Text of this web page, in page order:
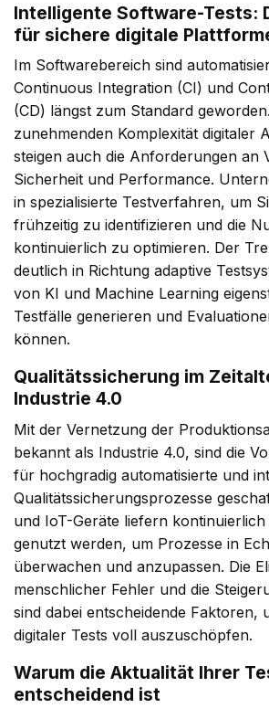
Intelligente Software-Tests:
für sichere digitale
Im Softwarebereich sind
Continuous Integration (CI) und
(CD) längst zum Standard
zunehmenden Komplexität digitaler
steigen auch die Anforderungen an
Sicherheit und Performance.
in spezialisierte Testverfahren, um
frühzeitig zu identifizieren und die
kontinuierlich zu optimieren. Der
deutlich in Richtung adaptive
von KI und Machine Learning
Testfälle generieren und
können.
Qualitätssicherung im
Industrie 4.0
Mit der Vernetzung der
bekannt als Industrie 4.0, sind die
für hochgradig automatisierte und
Qualitätssicherungsprozesse
und IoT-Geräte liefern kontinuierlich
genutzt werden, um Prozesse in
überwachen und anzupassen. Die
menschlicher Fehler und die
sind dabei entscheidende Faktoren,
digitaler Tests voll auszuschöpfen.
Warum die Aktualität Ihrer
entscheidend ist